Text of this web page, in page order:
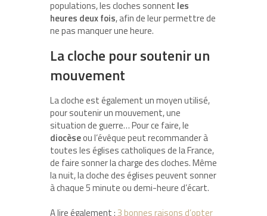
populations, les cloches sonnent les
heures deux fois, afin de leur permettre de
ne pas manquer une heure.
La cloche pour soutenir un
mouvement
La cloche est également un moyen utilisé,
pour soutenir un mouvement, une
situation de guerre… Pour ce faire, le
diocèseou l’évêque peut recommander à
toutes les églises catholiques de la France,
de faire sonner la charge des cloches. Même
la nuit, la cloche des églises peuvent sonner
à chaque 5 minute ou demi-heure d’écart.
A lire également :3 bonnes raisons d’opter